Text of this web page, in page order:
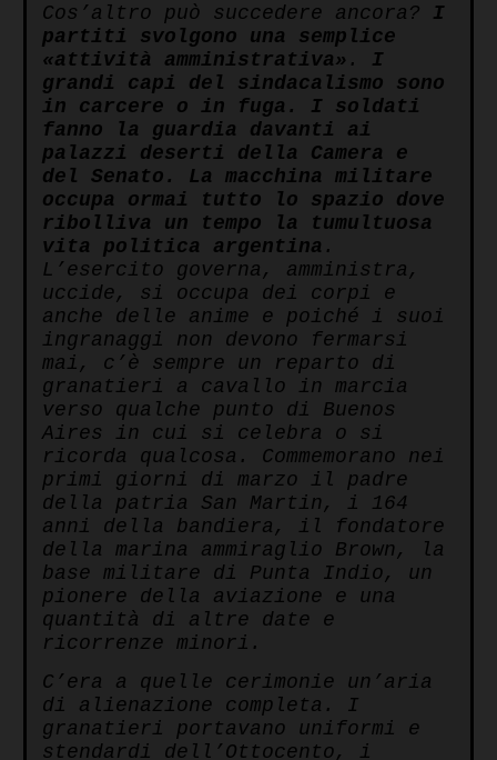
Cos’altro può succedere ancora? I
partiti svolgono una semplice
«attività amministrativa» .
I
grandi capi del sindacalismo sono
in carcere o in fuga. I soldati
fanno la guardia davanti ai
palazzi deserti della Camera e
del Senato. La macchina militare
occupa ormai tutto lo spazio dove
ribolliva un tempo la tumultuosa
vita politica argentina .
L’esercito governa, amministra,
uccide, si occupa dei corpi e
anche delle anime e poiché i suoi
ingranaggi non devono fermarsi
mai, c’è sempre un reparto di
granatieri a cavallo in marcia
verso qualche punto di Buenos
Aires in cui si celebra o si
ricorda qualcosa. Commemorano nei
primi giorni di marzo il padre
della patria San Martin, i 164
anni della bandiera, il fondatore
della marina ammiraglio Brown, la
base militare di Punta Indio, un
pionere della aviazione e una
quantità di altre date e
ricorrenze minori.
C’era a quelle cerimonie un’aria
di alienazione completa. I
granatieri portavano uniformi e
stendardi dell’Ottocento, i